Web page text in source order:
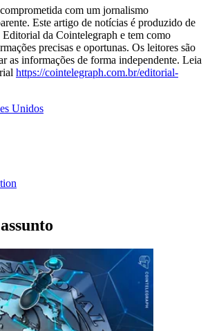
com um jornalismo
Este artigo de notícias é produzido de
da Cointelegraph e tem como
precisas e oportunas. Os leitores são
as informações de forma independente. Leia
https://cointelegraph.com.br/editorial-
Unidos